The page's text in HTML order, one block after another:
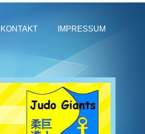
KONTAKT IMPRESSUM